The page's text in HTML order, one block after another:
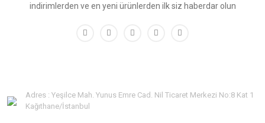
indirimlerden ve en yeni ürünlerden ilk siz haberdar olun
Adres : Yeşilce Mah. Yunus Emre Cad. Nil Ticaret Merkezi No:8 Kat 1
Kağıthane/İstanbul